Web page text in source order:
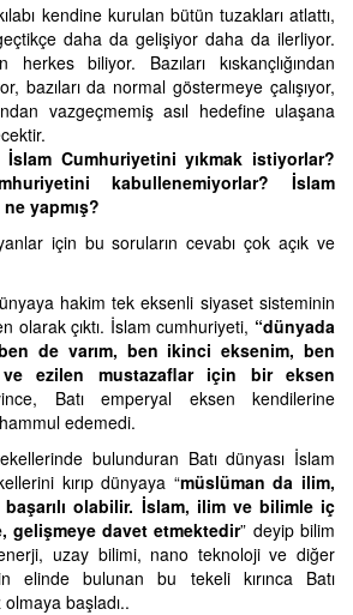
kendine kurulan bütün tuzakları atlattı,
daha da gelişiyor daha da ilerliyor.
biliyor. Bazıları kıskançlığından
bazıları da normal göstermeye çalışıyor,
vazgeçmemiş asıl hedefine ulaşana
İslam Cumhuriyetini yıkmak istiyorlar?
kabullenemiyorlar? İslam
yapmış?
için bu soruların cevabı çok açık ve
hakim tek eksenli siyaset sisteminin
olarak çıktı. İslam cumhuriyeti, “dünyada
de varım, ben ikinci eksenim, ben
ezilen mustazaflar için bir eksen
Batı emperyal eksen kendilerine
edemedi.
bulunduran Batı dünyası İslam
kırıp dünyaya “müslüman da ilim,
olabilir. İslam, ilim ve bilimle iç
gelişmeye davet etmektedir” deyip bilim
uzay bilimi, nano teknoloji ve diğer
elinde bulunan bu tekeli kırınca Batı
başladı..